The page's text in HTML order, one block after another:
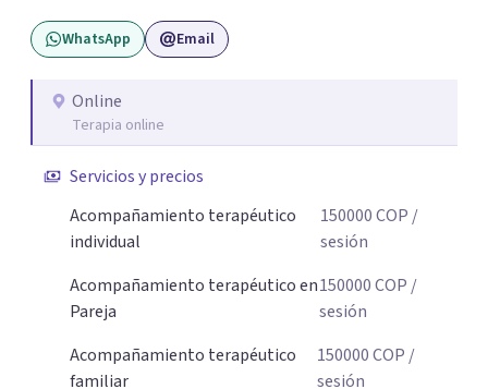
la movilización de recursos en pro de la solución y el
bienestar.
WhatsApp Email
Online
Terapia online
Servicios y precios
Acompañamiento terapéutico
individual
150000COP /
sesión
Acompañamiento terapéutico en
Pareja
150000COP /
sesión
Acompañamiento terapéutico
familiar
150000COP /
sesión